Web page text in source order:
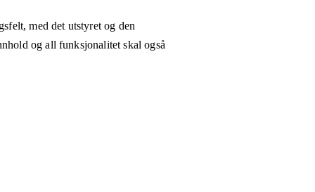
med det utstyret og den
og all funksjonalitet skal også